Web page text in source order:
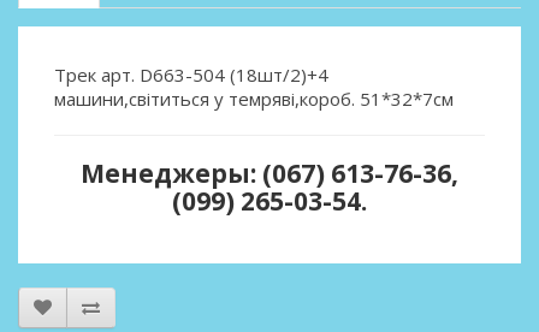
Трек арт. D663-504 (18шт/2)+4
машини,світиться у темряві,короб. 51*32*7см
Менеджеры: (067) 613-76-36,
(099) 265-03-54.